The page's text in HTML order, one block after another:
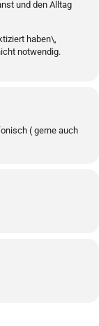
und den Alltag
haben\,
notwendig.
( gerne auch